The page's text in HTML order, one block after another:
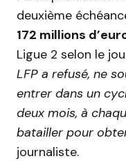
deuxième
172 millions
Ligue 2 selon le
LFP a refusé, ne
entrer dans un
deux mois, à
batailler pour
journaliste.